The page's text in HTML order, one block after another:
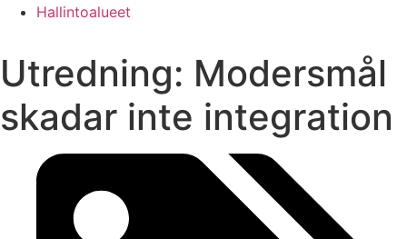
Hallintoalueet
Utredning: Modersmål
skadar inte integration